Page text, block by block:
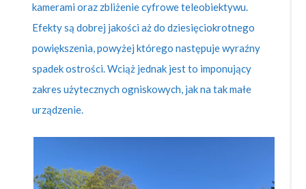
kamerami oraz zbliżenie cyfrowe teleobiektywu.
Efekty są dobrej jakości aż do dziesięciokrotnego
powiększenia, powyżej którego następuje wyraźny
spadek ostrości. Wciąż jednak jest to imponujący
zakres użytecznych ogniskowych, jak na tak małe
urządzenie.